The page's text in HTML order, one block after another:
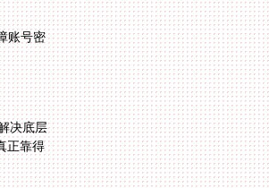
账号密
决底层
正靠得